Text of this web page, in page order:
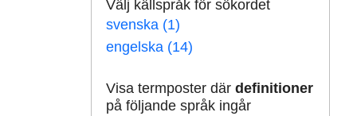
Välj källspråk för sökordet
svenska (1)
engelska (14)
Visa termposter där definitioner
på följande språk ingår